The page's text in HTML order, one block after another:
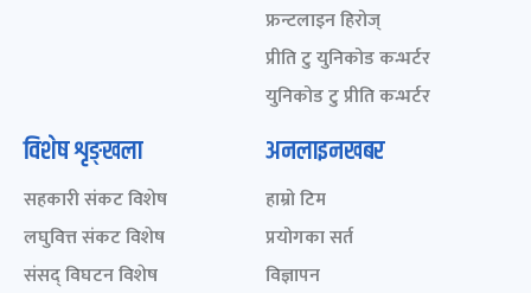
फ्रन्टलाइन हिरोज्
प्रीति टु युनिकोड कन्भर्टर
युनिकोड टु प्रीति कन्भर्टर
विशेष शृङ्खला
सहकारी संकट विशेष
लघुवित्त संकट विशेष
संसद् विघटन विशेष
अनलाइनखबर
हाम्रो टिम
प्रयोगका सर्त
विज्ञापन